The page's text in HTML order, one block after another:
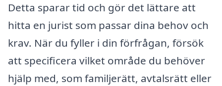
Detta sparar tid och gör det lättare att
hitta en jurist som passar dina behov och
krav. När du fyller i din förfrågan, försök
att specificera vilket område du behöver
hjälp med, som familjerätt, avtalsrätt eller